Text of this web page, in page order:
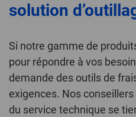
solution
Si notre gamme de
pour répondre à vos
demande des outils de
exigences. Nos
du service technique se